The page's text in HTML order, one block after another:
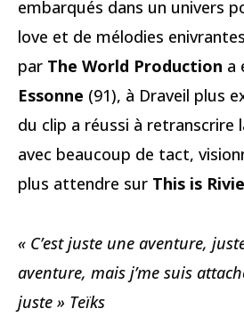
embarqués dans un univers
love et de mélodies
par The World Production a
Essonne (91), à Draveil plus
du clip a réussi à
avec beaucoup de tact,
plus attendre sur This is
« C’est juste une aventure,
aventure, mais j’me suis
juste » Teïks